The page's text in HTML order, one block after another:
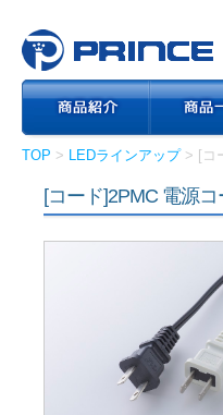
TOP > LEDラインアップ> [コ
[コード]2PMC 電源コ